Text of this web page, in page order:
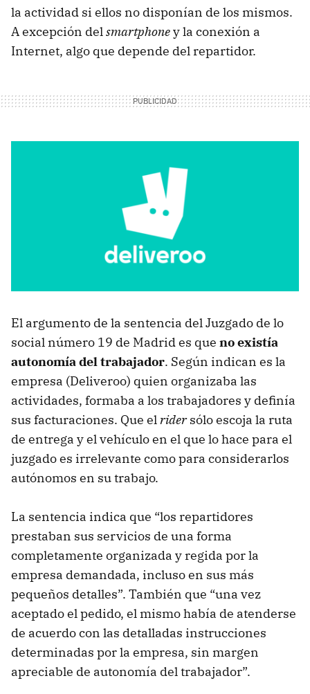
la actividad si ellos no disponían de los mismos.
A excepción delsmartphoney la conexión a
Internet, algo que depende del repartidor.
El argumento de la sentencia del Juzgado de lo
social número 19 de Madrid es que no existía
autonomía del trabajador. Según indican es la
empresa (Deliveroo) quien organizaba las
actividades, formaba a los trabajadores y definía
sus facturaciones. Que elridersólo escoja la ruta
de entrega y el vehículo en el que lo hace para el
juzgado es irrelevante como para considerarlos
autónomos en su trabajo.
La sentencia indica que “los repartidores
prestaban sus servicios de una forma
completamente organizada y regida por la
empresa demandada, incluso en sus más
pequeños detalles”. También que “una vez
aceptado el pedido, el mismo había de atenderse
de acuerdo con las detalladas instrucciones
determinadas por la empresa, sin margen
apreciable de autonomía del trabajador”.